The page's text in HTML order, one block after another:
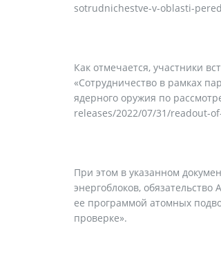
sotrudnichestve-v-oblasti-
Как отмечается, участники
«Сотрудничество в рамках
ядерного оружия по
releases/2022/07/31/readout-
При этом в указанном
энергоблоков,
ее программой атомных
проверке».